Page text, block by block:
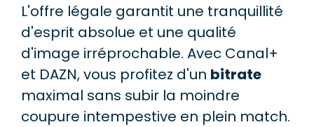
L'offre légale garantit une tranquillité
d'esprit absolue et une qualité
d'image irréprochable. Avec Canal+
et DAZN, vous profitez d'un bitrate
maximal sans subir la moindre
coupure intempestive en plein match.